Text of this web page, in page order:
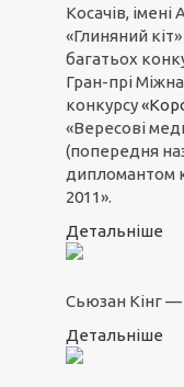
Косачів,
«Глиняний
багатьох
Гран-прі
конкурсу
«Вересові
(попередня
дипломантом
2011».
Детальніше
Сьюзан Кінг
Детальніше